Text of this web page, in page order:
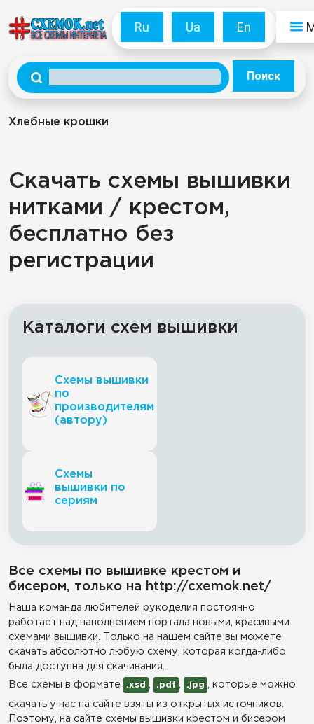
Ru Ua En
Поиск
Хлебные крошки
Скачать схемы вышивки
нитками / крестом,
бесплатно без
регистрации
Каталоги схем вышивки
Схемы вышивки
по
производителям
(автору)
Схемы
вышивки по
сериям
Все схемы по вышивке крестом и
бисером, только на http://cxemok.net/
Наша команда любителей рукоделия постоянно
работает над наполнением портала новыми, красивыми
схемами вышивки. Только на нашем сайте вы можете
скачать абсолютно любую схему, которая когда-либо
была доступна для скачивания.
Все схемы в формате
.xsd .pdf .jpg , которые можно
скачать у нас на сайте взяты из открытых источников.
Поэтому, на сайте схемы вышивки крестом и бисером